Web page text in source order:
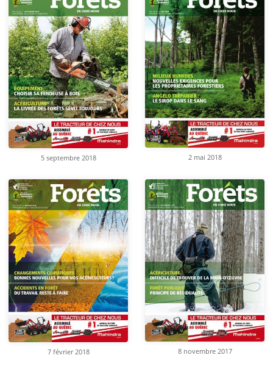
5 septembre 2018 2 mai 2018
7 février 2018 8 novembre 2017